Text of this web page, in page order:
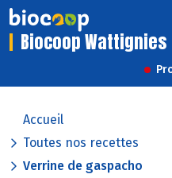
Biocoop Wattignies
Accueil
Toutes nos recettes
Verrine de gaspacho